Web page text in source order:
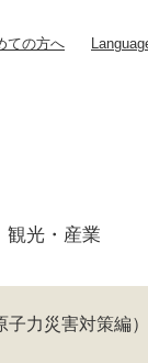
ての方へ
観光・産業
子力災害対策編